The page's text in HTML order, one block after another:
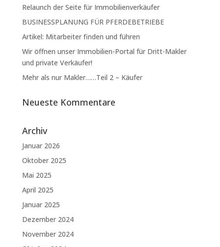
Relaunch der Seite für Immobilienverkäufer
BUSINESSPLANUNG FÜR PFERDEBETRIEBE
Artikel: Mitarbeiter finden und führen
Wir öffnen unser Immobilien-Portal für Dritt-Makler
und private Verkäufer!
Mehr als nur Makler……Teil 2 – Käufer
Neueste Kommentare
Archiv
Januar 2026
Oktober 2025
Mai 2025
April 2025
Januar 2025
Dezember 2024
November 2024